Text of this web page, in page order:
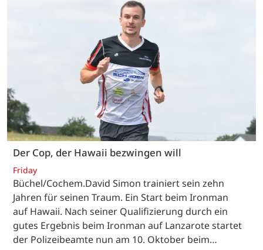
Der Cop, der Hawaii bezwingen will
Friday
Büchel/Cochem.David Simon trainiert sein zehn
Jahren für seinen Traum. Ein Start beim Ironman
auf Hawaii. Nach seiner Qualifizierung durch ein
gutes Ergebnis beim Ironman auf Lanzarote startet
der Polizeibeamte nun am 10. Oktober beim…